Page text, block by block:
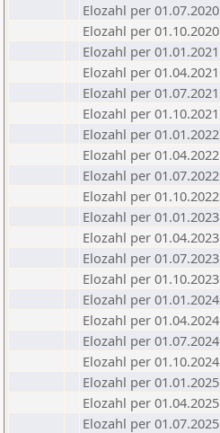
Elozahl per 01.07.2020
Elozahl per 01.10.2020
Elozahl per 01.01.2021
Elozahl per 01.04.2021
Elozahl per 01.07.2021
Elozahl per 01.10.2021
Elozahl per 01.01.2022
Elozahl per 01.04.2022
Elozahl per 01.07.2022
Elozahl per 01.10.2022
Elozahl per 01.01.2023
Elozahl per 01.04.2023
Elozahl per 01.07.2023
Elozahl per 01.10.2023
Elozahl per 01.01.2024
Elozahl per 01.04.2024
Elozahl per 01.07.2024
Elozahl per 01.10.2024
Elozahl per 01.01.2025
Elozahl per 01.04.2025
Elozahl per 01.07.2025